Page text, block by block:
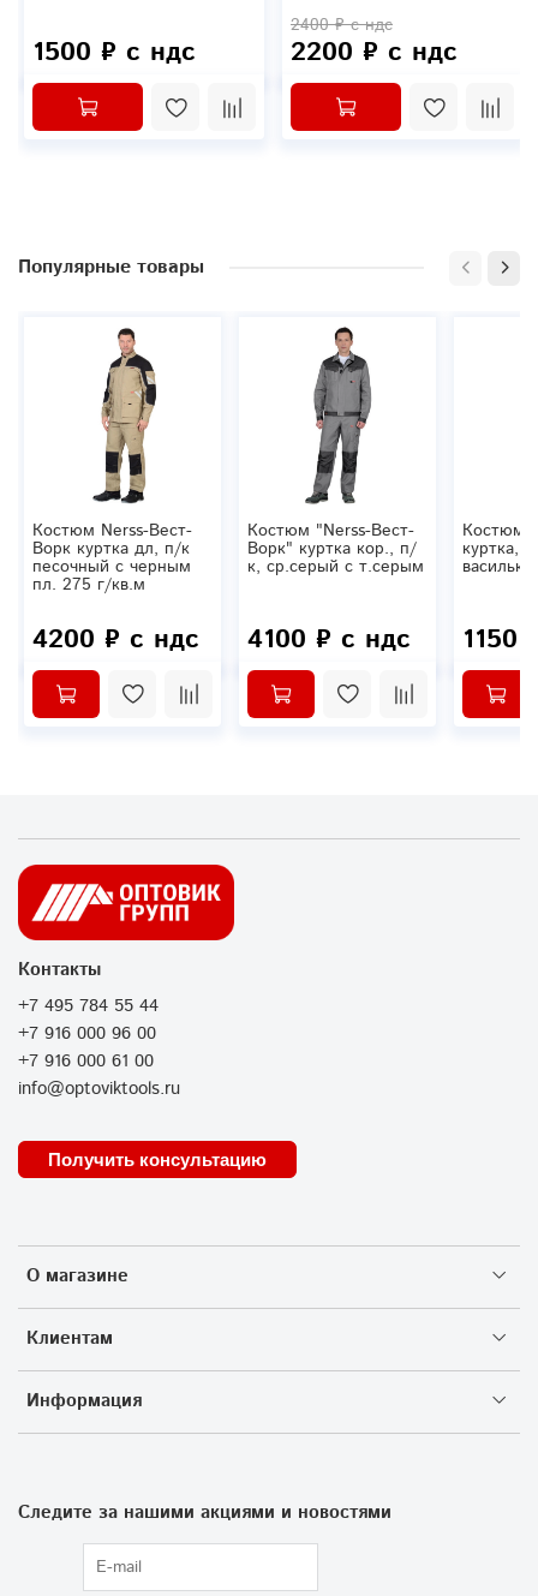
1500 ₽ с ндс
2400 ₽ с ндс
2200 ₽ с ндс
Популярные товары
Костюм Nerss-Вест-
Ворк куртка дл, п/к
песочный с черным
пл. 275 г/кв.м
4200 ₽ с ндс
Костюм "Nerss-Вест-
Ворк" куртка кор., п/
к, ср.серый с т.серым
4100 ₽ с ндс
Костюм
куртка,
1150
О магазине
Клиентам
Информация
Контакты
+7 495 784 55 44
+7 916 000 96 00
+7 916 000 61 00
info@optoviktools.ru
Получить консультацию
Следите за нашими акциями и новостями